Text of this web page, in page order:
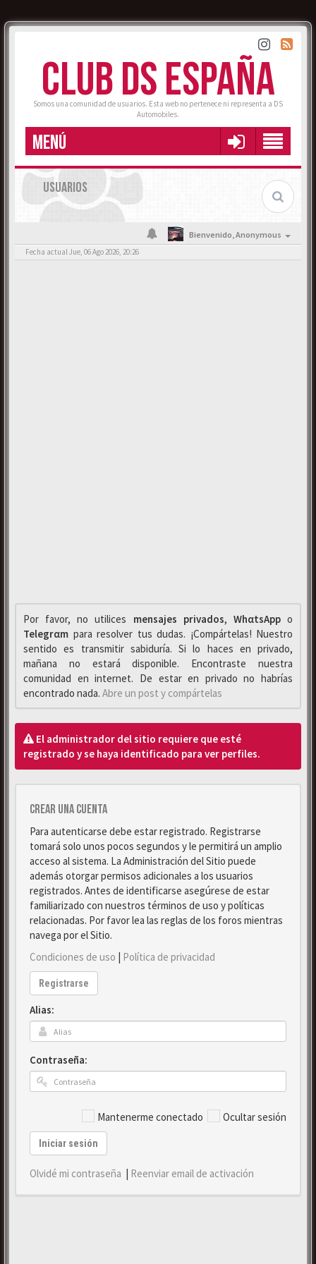
CLUB DS ESPAÑA
Somos una comunidad de usuarios. Esta web no pertenece ni representa a DS
Automobiles.
MENÚ
USUARIOS
Bienvenido,Anonymous
Fecha actual Jue, 06 Ago 2026, 20:26
Por favor, no utilices mensajes privados, WhαtsAppo
Telegrαm para resolver tus dudas. ¡Compártelas! Nuestro
sentido es transmitir sabiduría. Si lo haces en privado,
mañana no estará disponible. Encontraste nuestra
comunidad en internet. De estar en privado no habrías
encontrado nada. Abre un post y compártelas
El administrador del sitio requiere que esté
registrado y se haya identificado para ver perfiles.
Crear una cuenta
Para autenticarse debe estar registrado. Registrarse
tomará solo unos pocos segundos y le permitirá un amplio
acceso al sistema. La Administración del Sitio puede
además otorgar permisos adicionales a los usuarios
registrados. Antes de identificarse asegúrese de estar
familiarizado con nuestros términos de uso y políticas
relacionadas. Por favor lea las reglas de los foros mientras
navega por el Sitio.
Condiciones de uso | Política de privacidad
Registrarse
Alias:
Contraseña:
Mantenerme conectado Ocultar sesión
Iniciar sesión
Olvidé mi contraseña | Reenviar email de activación